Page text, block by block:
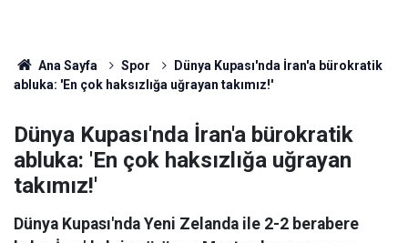
Ana Sayfa Spor
Dünya Kupası'nda İran'a bürokratik
abluka: 'En çok haksızlığa uğrayan takımız!'
Dünya Kupası'nda İran'a bürokratik
abluka: 'En çok haksızlığa uğrayan
takımız!'
Dünya Kupası'nda Yeni Zelanda ile 2-2 berabere